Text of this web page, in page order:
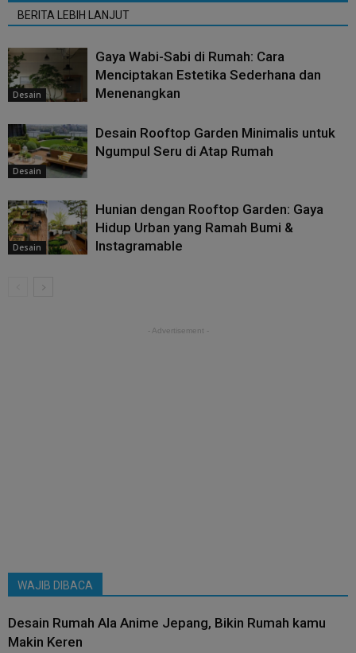
BERITA LEBIH LANJUT
Desain
Gaya Wabi-Sabi di Rumah: Cara
Menciptakan Estetika Sederhana dan
Menenangkan
Desain
Desain Rooftop Garden Minimalis untuk
Ngumpul Seru di Atap Rumah
Desain
Hunian dengan Rooftop Garden: Gaya
Hidup Urban yang Ramah Bumi &
Instagramable
- Advertisement -
WAJIB DIBACA
Desain Rumah Ala Anime Jepang, Bikin Rumah kamu
Makin Keren